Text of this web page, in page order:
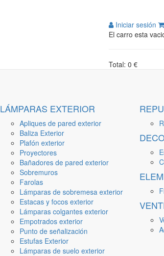
Iniciar sesión
El carro esta
Total: 0 €
LÁMPARAS EXTERIOR
Apliques de pared exterior
Baliza Exterior
Plafón exterior
Proyectores
Bañadores de pared exterior
Sobremuros
Farolas
Lámparas de sobremesa exterior
Estacas y focos exterior
Lámparas colgantes exterior
Empotrados exterior
Punto de señalización
Estufas Exterior
Lámparas de suelo exterior